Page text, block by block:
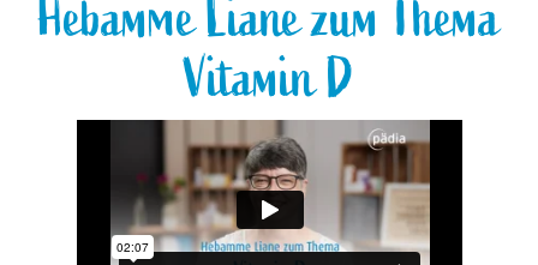
Hebamme Liane zum Thema
Vitamin D